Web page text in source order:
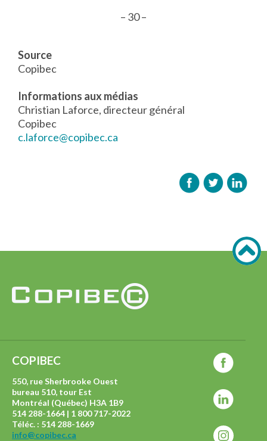
– 30 –
Source
Copibec
Informations aux médias
Christian Laforce, directeur général
Copibec
c.laforce@copibec.ca
COPIBEC
550, rue Sherbrooke Ouest
bureau 510, tour Est
Montréal (Québec) H3A 1B9
514 288-1664 | 1 800 717-2022
Téléc. : 514 288-1669
info@copibec.ca